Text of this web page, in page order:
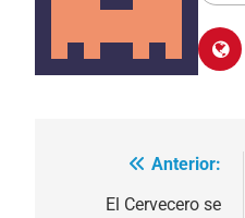
Navegación
Anterior:
El Cervecero se